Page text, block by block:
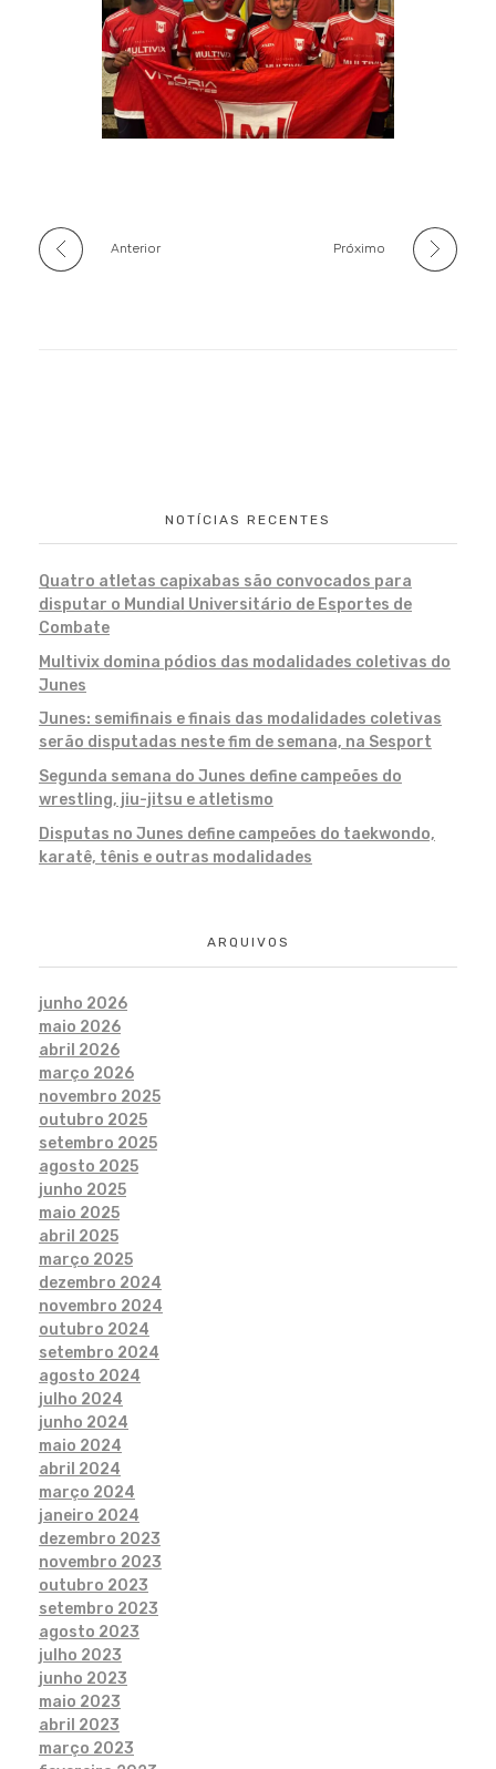
Anterior Próximo
NOTÍCIAS RECENTES
Quatro atletas capixabas são convocados para
disputar o Mundial Universitário de Esportes de
Combate
Multivix domina pódios das modalidades coletivas do
Junes
Junes: semifinais e finais das modalidades coletivas
serão disputadas neste fim de semana, na Sesport
Segunda semana do Junes define campeões do
wrestling, jiu-jitsu e atletismo
Disputas no Junes define campeões do taekwondo,
karatê, tênis e outras modalidades
ARQUIVOS
junho 2026
maio 2026
abril 2026
março 2026
novembro 2025
outubro 2025
setembro 2025
agosto 2025
junho 2025
maio 2025
abril 2025
março 2025
dezembro 2024
novembro 2024
outubro 2024
setembro 2024
agosto 2024
julho 2024
junho 2024
maio 2024
abril 2024
março 2024
janeiro 2024
dezembro 2023
novembro 2023
outubro 2023
setembro 2023
agosto 2023
julho 2023
junho 2023
maio 2023
abril 2023
março 2023